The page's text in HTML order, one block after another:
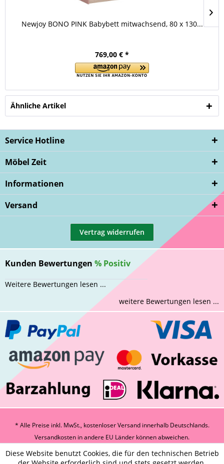
Newjoy BONO PINK Babybett mitwachsend, 80 x 130...
769,00 € *
Ähnliche Artikel
Service Hotline
Möbel Zeit
Informationen
Versand
Vertrag widerrufen
Kunden Bewertungen % Positiv
Weitere Bewertungen lesen ...
weitere Bewertungen lesen ...
* Alle Preise inkl. MwSt., kostenloser Versand innerhalb Deutschlands.
Versandkosten in andere EU Länder können abweichen.
Diese Website benutzt Cookies, die für den technischen Betrieb